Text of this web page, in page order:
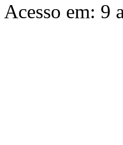
Acesso em: 9